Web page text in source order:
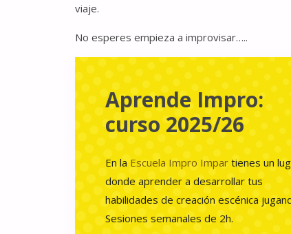
viaje.
No esperes empieza a improvisar…..
Aprende Impro:
curso 2025/26
En la Escuela Impro Impar tienes un
donde aprender a desarrollar tus
habilidades de creación escénica
Sesiones semanales de 2h.